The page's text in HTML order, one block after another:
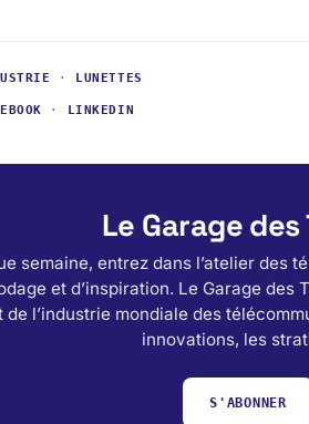
· LUNETTES
· LINKEDIN
Le Garage des
semaine, entrez dans l’atelier des
et d’inspiration. Le Garage des
de l’industrie mondiale des
innovations, les
S'ABONNER